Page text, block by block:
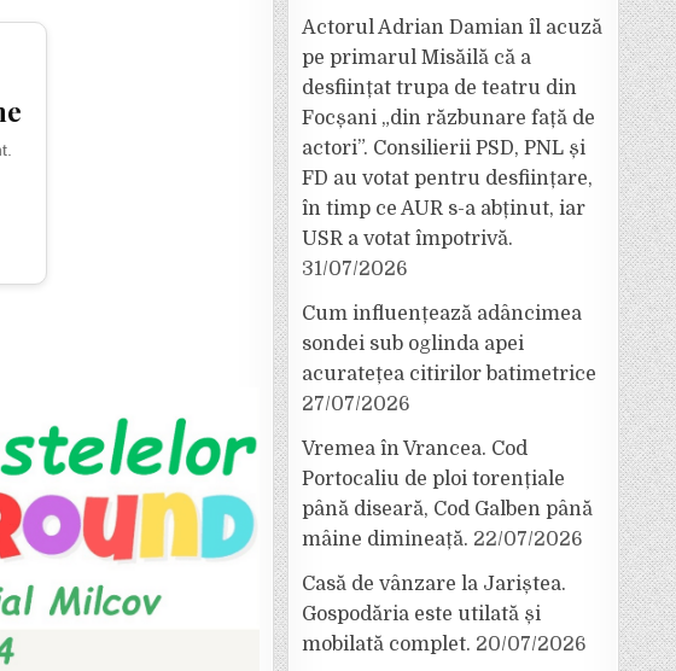
Actorul Adrian Damian îl acuză
pe primarul Misăilă că a
desființat trupa de teatru din
Focșani „din răzbunare față de
actori”. Consilierii PSD, PNL și
FD au votat pentru desființare,
în timp ce AUR s-a abținut, iar
USR a votat împotrivă.
31/07/2026
Cum influențează adâncimea
sondei sub oglinda apei
acuratețea citirilor batimetrice
27/07/2026
Vremea în Vrancea. Cod
Portocaliu de ploi torențiale
până diseară, Cod Galben până
mâine dimineață. 22/07/2026
Casă de vânzare la Jariștea.
Gospodăria este utilată și
mobilată complet. 20/07/2026